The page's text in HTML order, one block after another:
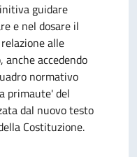
guidare
e nel dosare il
alle
anche accedendo
normativo
primaute' del
dal nuovo testo
Costituzione.